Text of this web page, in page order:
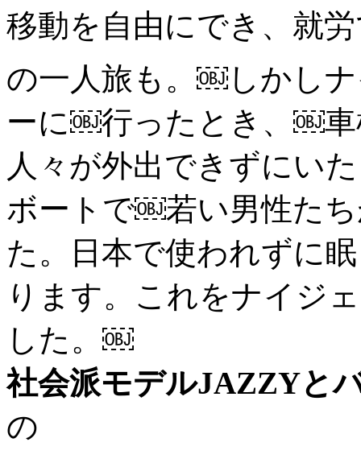
移動を自由にでき、就
の一人旅も。￼しかし
ーに￼行ったとき、￼
人々が外出できずにい
ボートで￼若い男性た
た。日本で使われずに
ります。これをナイジ
した。￼
社会派モデルJAZZYと
の